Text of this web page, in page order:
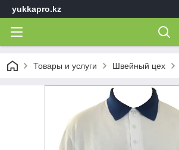
yukkapro.kz
Товары и услуги Швейный цех